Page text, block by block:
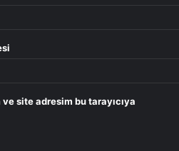
site adresim bu tarayıcıya